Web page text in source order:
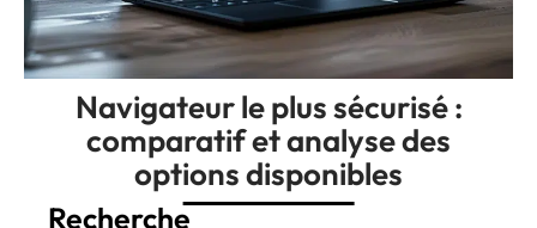
Navigateur le plus sécurisé :
comparatif et analyse des
options disponibles
Recherche